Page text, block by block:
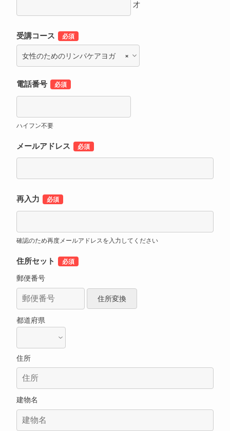
才
受講コース
×
女性のためのリンパケアヨガ
電話番号
ハイフン不要
メールアドレス
再入力
確認のため再度メールアドレスを入力してください
住所セット
郵便番号
都道府県
住所
建物名